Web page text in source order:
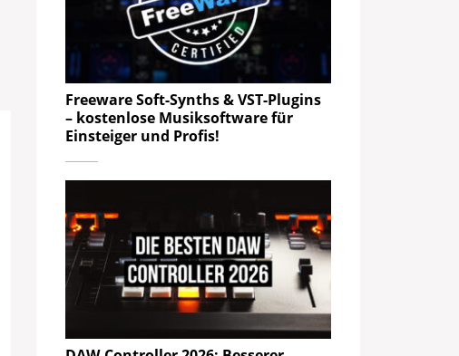
Freeware Soft-Synths & VST-Plugins
– kostenlose Musiksoftware für
Einsteiger und Profis!